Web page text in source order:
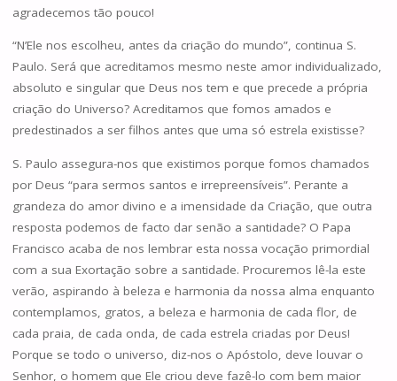
agradecemos tão pouco!
“N’Ele nos escolheu, antes da criação do mundo”, continua S.
Paulo. Será que acreditamos mesmo neste amor individualizado,
absoluto e singular que Deus nos tem e que precede a própria
criação do Universo? Acreditamos que fomos amados e
predestinados a ser filhos antes que uma só estrela existisse?
S. Paulo assegura-nos que existimos porque fomos chamados
por Deus “para sermos santos e irrepreensíveis”. Perante a
grandeza do amor divino e a imensidade da Criação, que outra
resposta podemos de facto dar senão a santidade? O Papa
Francisco acaba de nos lembrar esta nossa vocação primordial
com a sua Exortação sobre a santidade. Procuremos lê-la este
verão, aspirando à beleza e harmonia da nossa alma enquanto
contemplamos, gratos, a beleza e harmonia de cada flor, de
cada praia, de cada onda, de cada estrela criadas por Deus!
Porque se todo o universo, diz-nos o Apóstolo, deve louvar o
Senhor, o homem que Ele criou deve fazê-lo com bem maior